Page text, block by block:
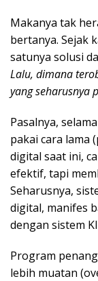
Makanya tak
bertanya. Sejak
satunya solusi
Lalu, dimana
yang seharusnya
Pasalnya,
pakai cara lama
digital saat ini,
efektif, tapi
Seharusnya,
digital, manifes
dengan sistem
Program
lebih muatan